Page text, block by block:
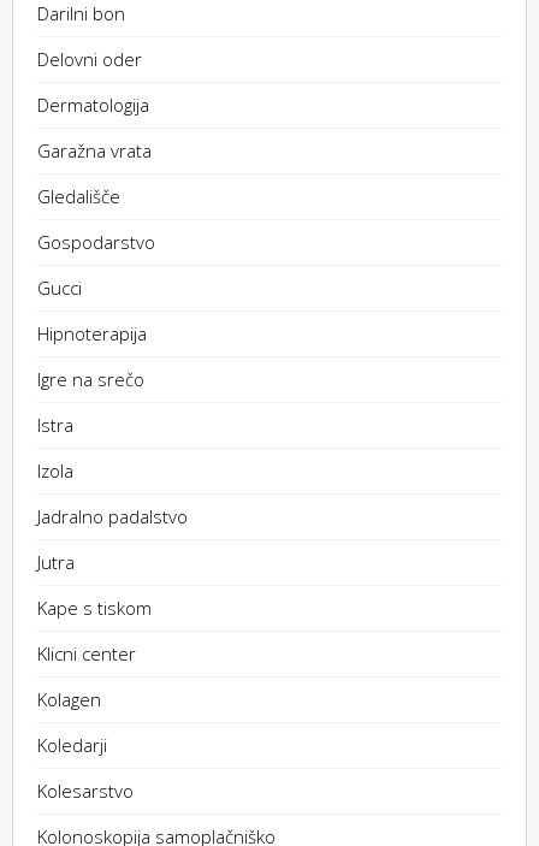
Darilni bon
Delovni oder
Dermatologija
Garažna vrata
Gledališče
Gospodarstvo
Gucci
Hipnoterapija
Igre na srečo
Istra
Izola
Jadralno padalstvo
Jutra
Kape s tiskom
Klicni center
Kolagen
Koledarji
Kolesarstvo
Kolonoskopija samoplačniško